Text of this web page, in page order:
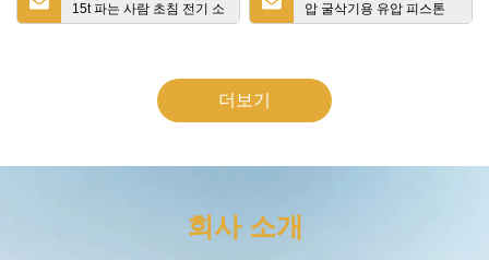
15t 파는 사람 초침 전기 소
형 굴착기
압 굴삭기용 유압 피스톤
모터
더보기
회사 소개